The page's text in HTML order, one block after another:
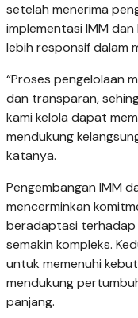
setelah menerima
implementasi IMM dan
lebih responsif dalam
“Proses pengelolaan
dan transparan,
kami kelola dapat
mendukung
katanya.
Pengembangan IMM
mencerminkan
beradaptasi
semakin kompleks.
untuk memenuhi
mendukung
panjang.